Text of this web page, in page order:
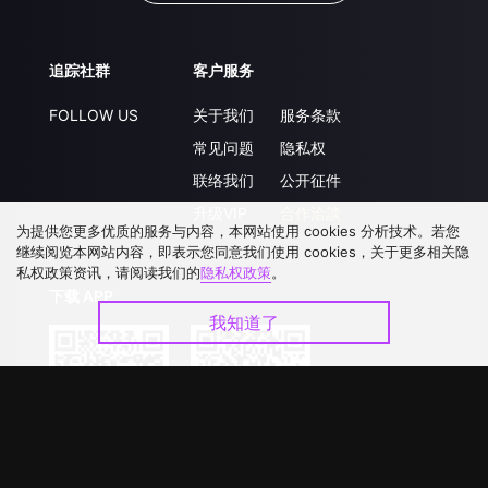
追踪社群
FOLLOW US
客户服务
关于我们
常见问题
联络我们
服务条款
隐私权
公开征件
为提供您更多优质的服务与内容，本网站使用 cookies 分析技术。若您
继续阅览本网站内容，即表示您同意我们使用 cookies，关于更多相关隐
私权政策资讯，请阅读我们的隐私权政策。
我知道了